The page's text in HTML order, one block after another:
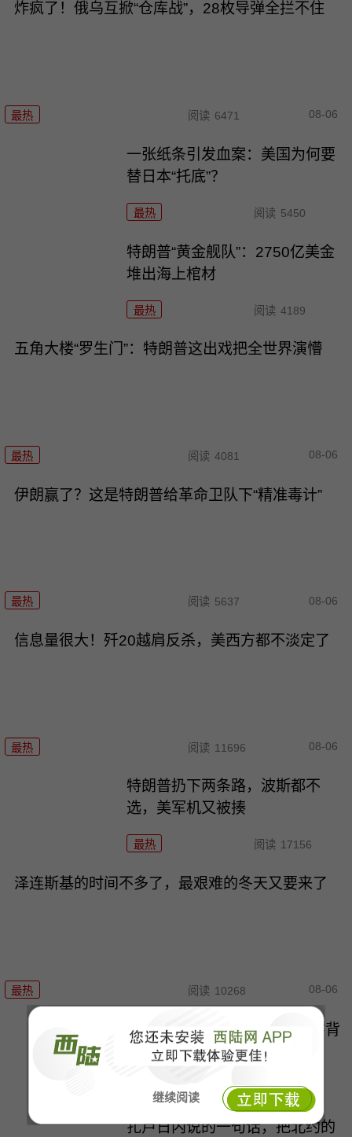
继续阅读
炸疯了！俄乌互掀“仓库战”，28枚导弹全拦不住
最热 阅读 6471 08-06
一张纸条引发血案：美国为何要
替日本“托底”？
最热 阅读 5450
特朗普“黄金舰队”：2750亿美金
堆出海上棺材
最热 阅读 4189
五角大楼“罗生门”：特朗普这出戏把全世界演懵
最热 阅读 4081 08-06
伊朗赢了？这是特朗普给革命卫队下“精准毒计”
最热 阅读 5637 08-06
信息量很大！歼20越肩反杀，美西方都不淡定了
最热 阅读 11696 08-06
特朗普扔下两条路，波斯都不
选，美军机又被揍
最热 阅读 17156
泽连斯基的时间不多了，最艰难的冬天又要来了
最热 阅读 10268 08-06
125万还是5万？俄乌战损数字背
后的\"三国杀\"
最热 阅读 7796
扎卢日内说的一句话，把北约的